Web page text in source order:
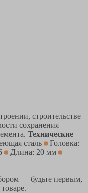
строительстве
сохранения
Технические
сталь
Головка:
Длина: 20 мм
— будьте первым,